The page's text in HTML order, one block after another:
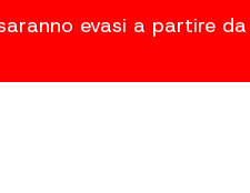
evasi a partire